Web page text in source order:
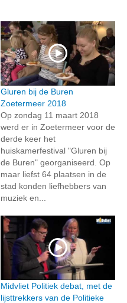
Gluren bij de Buren
Zoetermeer 2018
Op zondag 11 maart 2018
werd er in Zoetermeer voor de
derde keer het
huiskamerfestival "Gluren bij
de Buren" georganiseerd. Op
maar liefst 64 plaatsen in de
stad konden liefhebbers van
muziek en...
Midvliet Politiek debat, met de
lijsttrekkers van de Politieke